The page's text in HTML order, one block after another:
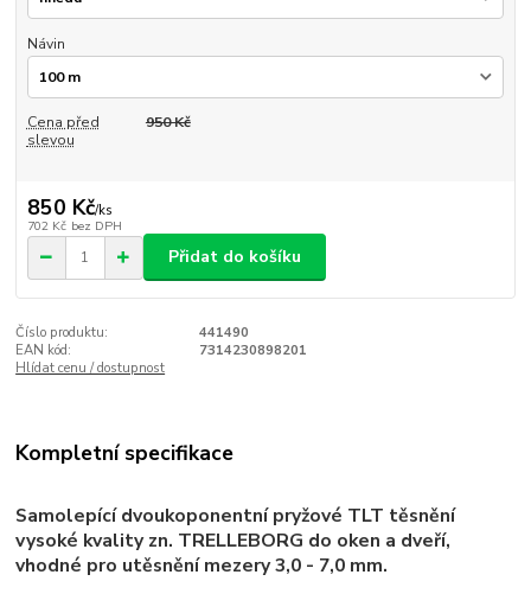
Návin
Cena před
slevou
950 Kč
850 Kč/ks
702 Kč bez DPH
Přidat do košíku
Číslo produktu:
441490
EAN kód:
7314230898201
Hlídat cenu / dostupnost
Kompletní specifikace
Samolepící dvoukoponentní pryžové TLT těsnění
vysoké kvality zn. TRELLEBORG do oken a dveří,
vhodné pro utěsnění mezery 3,0 - 7,0 mm.